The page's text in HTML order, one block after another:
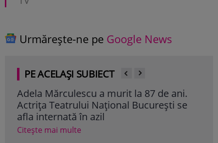
Urmărește-ne pe Google News
PE ACELAȘI SUBIECT
Adela Mărculescu a murit la 87 de ani.
Actrița Teatrului Național București se
afla internată în azil
Citește mai multe